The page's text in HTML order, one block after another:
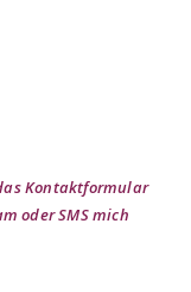
Kontaktformular
oder SMS mich